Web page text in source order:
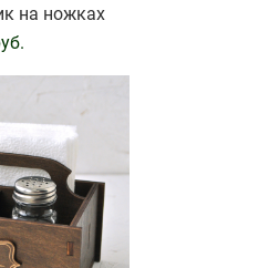
на ножках